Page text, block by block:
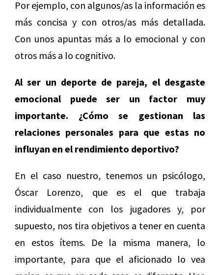
Por ejemplo, con algunos/as la información es
más concisa y con otros/as más detallada.
Con unos apuntas más a lo emocional y con
otros más a lo cognitivo.
Al ser un deporte de pareja, el desgaste
emocional puede ser un factor muy
importante. ¿Cómo se gestionan las
relaciones personales para que estas no
influyan en el rendimiento deportivo?
En el caso nuestro, tenemos un psicólogo,
Óscar Lorenzo, que es el que trabaja
individualmente con los jugadores y, por
supuesto, nos tira objetivos a tener en cuenta
en estos ítems. De la misma manera, lo
importante, para que el aficionado lo vea